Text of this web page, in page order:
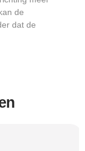
de
dat de